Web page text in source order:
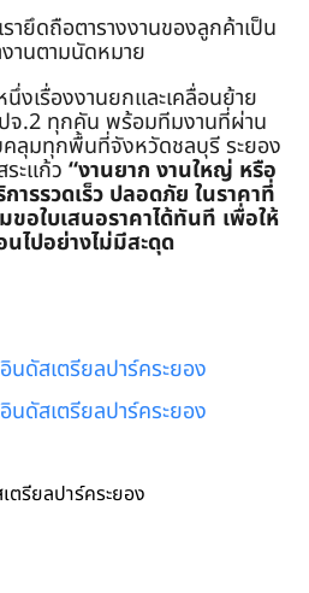
รายึดถือตารางงานของลูกค้าเป็น
านตามนัดหมาย
งเรื่องงานยกและเคลื่อนย้าย
ปจ.2 ทุกคัน พร้อมทีมงานที่ผ่าน
คลุมทุกพื้นที่จังหวัดชลบุรี ระยอง
ระแก้ว “งานยาก งานใหญ่ หรือ
การรวดเร็ว ปลอดภัย ในราคาที่
อใบเสนอราคาได้ทันที เพื่อให้
ไปอย่างไม่มีสะดุด
ดัสเตรียลปาร์คระยอง
ดัสเตรียลปาร์คระยอง
รียลปาร์คระยอง